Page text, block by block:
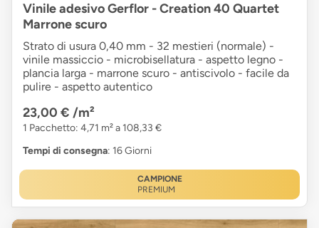
Vinile adesivo Gerflor - Creation 40 Quartet
Marrone scuro
Strato di usura 0,40 mm - 32 mestieri (normale) -
vinile massiccio - microbisellatura - aspetto legno -
plancia larga - marrone scuro - antiscivolo - facile da
pulire - aspetto autentico
23,00 € /m²
1 Pacchetto: 4,71 m² a 108,33 €
Tempi di consegna: 16 Giorni
CAMPIONE
PREMIUM